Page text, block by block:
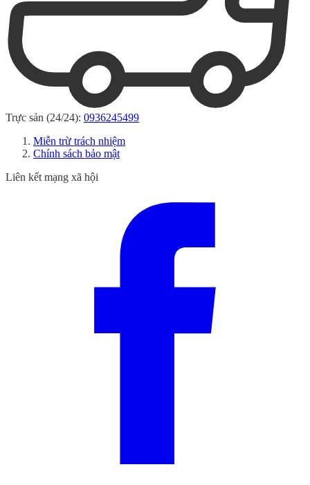
Trực sản (24/24): 0936245499
Miễn trừ trách nhiệm
Chính sách bảo mật
Liên kết mạng xã hội